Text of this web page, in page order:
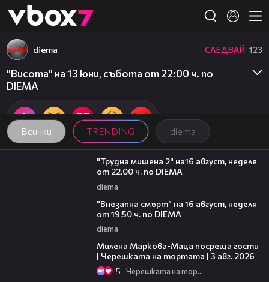
👾
Всички TRENDING diema
diema СЛЕДВАЙ 123
"Висота" на 13 юни, събота от 22:00 ч. по
DIEMA
00:31
"Трудна мишена 2" на16 август, неделя
от 22.00 ч. по DIEMA
diema
"Внезапна смърт" на 16 август, неделя
от 19:50 ч. по DIEMA
diema
Милена Маркова-Маца посреща гости
| Черешката на тортата | 3 авг. 2026
5 Черешката на тортата